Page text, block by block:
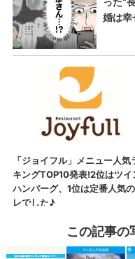
この記事の